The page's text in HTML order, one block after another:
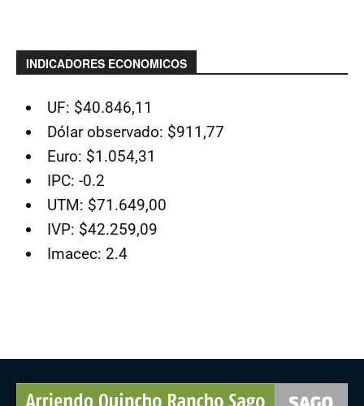
INDICADORES ECONOMICOS
UF: $40.846,11
Dólar observado: $911,77
Euro: $1.054,31
IPC: -0.2
UTM: $71.649,00
IVP: $42.259,09
Imacec: 2.4